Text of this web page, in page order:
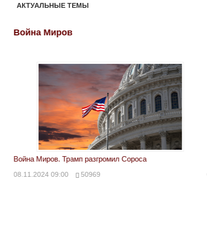
АКТУАЛЬНЫЕ ТЕМЫ
Война Миров
Война Миров. Трамп разгромил Сороса
08.11.2024 09:00 50969